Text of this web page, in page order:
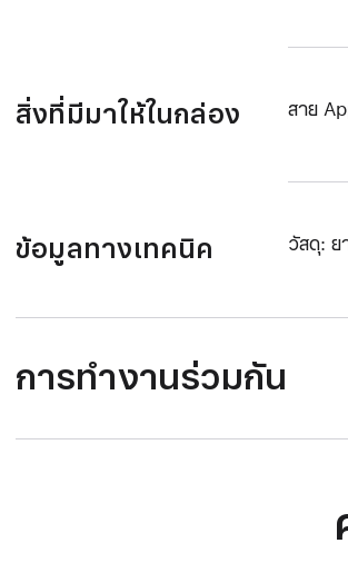
สิ่งที่มีมาให้ในกล่อง สาย
ข้อมูลทางเทคนิค วัสดุ: ย
การทำงานร่วมกัน